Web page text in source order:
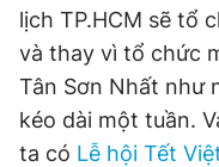
lịch TP.HCM sẽ tổ
và thay vì tổ chức
Tân Sơn Nhất như
kéo dài một tuần.
ta có Lễ hội Tết